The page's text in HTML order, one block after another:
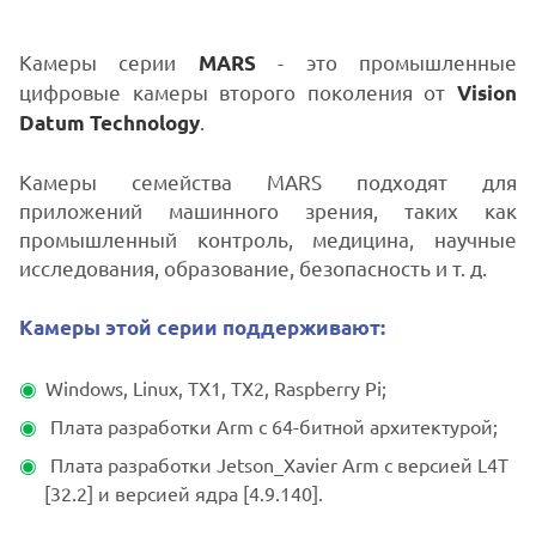
Камеры серии MARS- это промышленные
цифровые камеры второго поколения от Vision
Datum Technology
Камеры семейства MARS подходят для
приложений машинного зрения, таких как
промышленный контроль, медицина, научные
исследования, образование, безопасность и т. д.
Камеры этой серии поддерживают:
Windows, Linux, TX1, TX2, Raspberry Pi;
Плата разработки Arm с 64-битной архитектурой;
Плата разработки Jetson_Xavier Arm с версией L4T
[32.2] и версией ядра [4.9.140].